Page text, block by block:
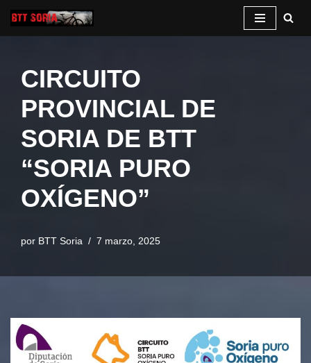
Saltar
contenido
CIRCUITO
PROVINCIAL DE
SORIA DE BTT
“SORIA PURO
OXÍGENO”
por BTT Soria 7 marzo, 2025